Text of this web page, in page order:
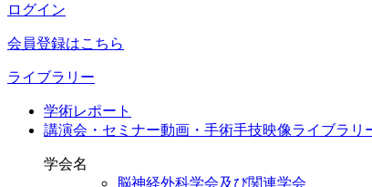
ログイン
会員登録はこちら
ライブラリー
学術レポート
講演会・セミナー動画・手術手技映像ライブラリ
学会名
脳神経外科学会及び関連学会